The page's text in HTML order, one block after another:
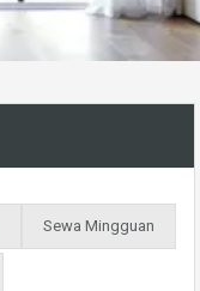
Sewa Mingguan